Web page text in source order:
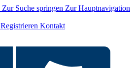
Zur Suche springen Zur Hauptnavigation
Registrieren Kontakt